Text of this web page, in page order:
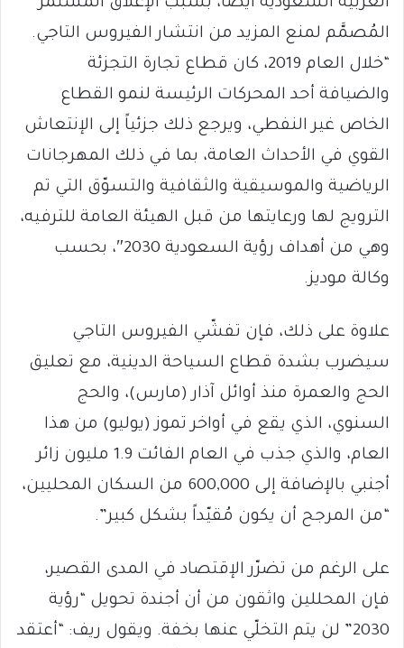
العربية السعودية أيضاً، بسبب الإغلاق المستمر
المُصمَّم لمنع المزيد من انتشار الفيروس التاجي.
“خلال العام 2019، كان قطاع تجارة التجزئة
والضيافة أحد المحركات الرئيسة لنمو القطاع
الخاص غير النفطي، ويرجع ذلك جزئياً إلى الإنتعاش
القوي في الأحداث العامة، بما في ذلك المهرجانات
الرياضية والموسيقية والثقافية والتسوّق التي تم
الترويج لها ورعايتها من قبل الهيئة العامة للترفيه،
وهي من أهداف رؤية السعودية 2030″، بحسب
وكالة موديز.
علاوة على ذلك، فإن تفشّي الفيروس التاجي
سيضرب بشدة قطاع السياحة الدينية، مع تعليق
الحج والعمرة منذ أوائل آذار (مارس)، والحج
السنوي، الذي يقع في أواخر تموز (يوليو) من هذا
العام، والذي جذب في العام الفائت 1.9 مليون زائر
أجنبي بالإضافة إلى 600,000 من السكان المحليين،
“من المرجح أن يكون مُقيّداً بشكل كبير”.
على الرغم من تضرّر الإقتصاد في المدى القصير،
فإن المحللين واثقون من أن أجندة تحويل “رؤية
2030” لن يتم التخلّي عنها بخفة. ويقول ريف: “أعتقد